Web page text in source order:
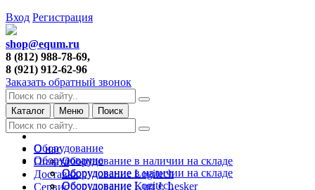
Вход Регистрация
shop@equm.ru
8 (812) 988-78-69,
8 (921) 912-62-96
Заказать обратный звонок
Каталог Меню Поиск
О нас
Оплата
Доставка
Сервис
Оборудование
Оборудование в наличии на складе
Оборудование Logitech
Оборудование Kurt J. Lesker
Оборудование
Оборудование в наличии на складе
Оборудование Logitech